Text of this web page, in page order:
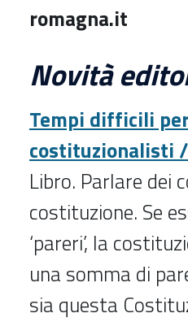
romagna.it
Novità
Tempi difficili
costituzionalisti
Libro. Parlare dei
costituzione. Se
‘pareri’, la
una somma di
sia questa